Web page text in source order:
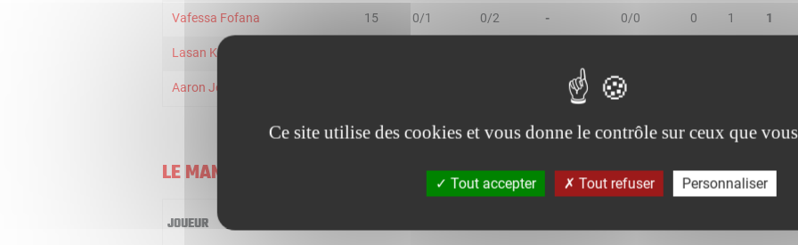
Vafessa Fofana 15 0/1 0/2 - 0/0 0 1 1
Lasan Kromah
Aaron Jones 50.0 0/0
LE MANS
JOUEUR
Ce site utilise des cookies et vous donne le contrôle sur ceux que
Tout accepter Tout refuser Personnaliser